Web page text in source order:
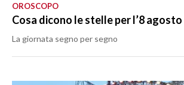
OROSCOPO
Cosa dicono le stelle per l’8 agosto
La giornata segno per segno